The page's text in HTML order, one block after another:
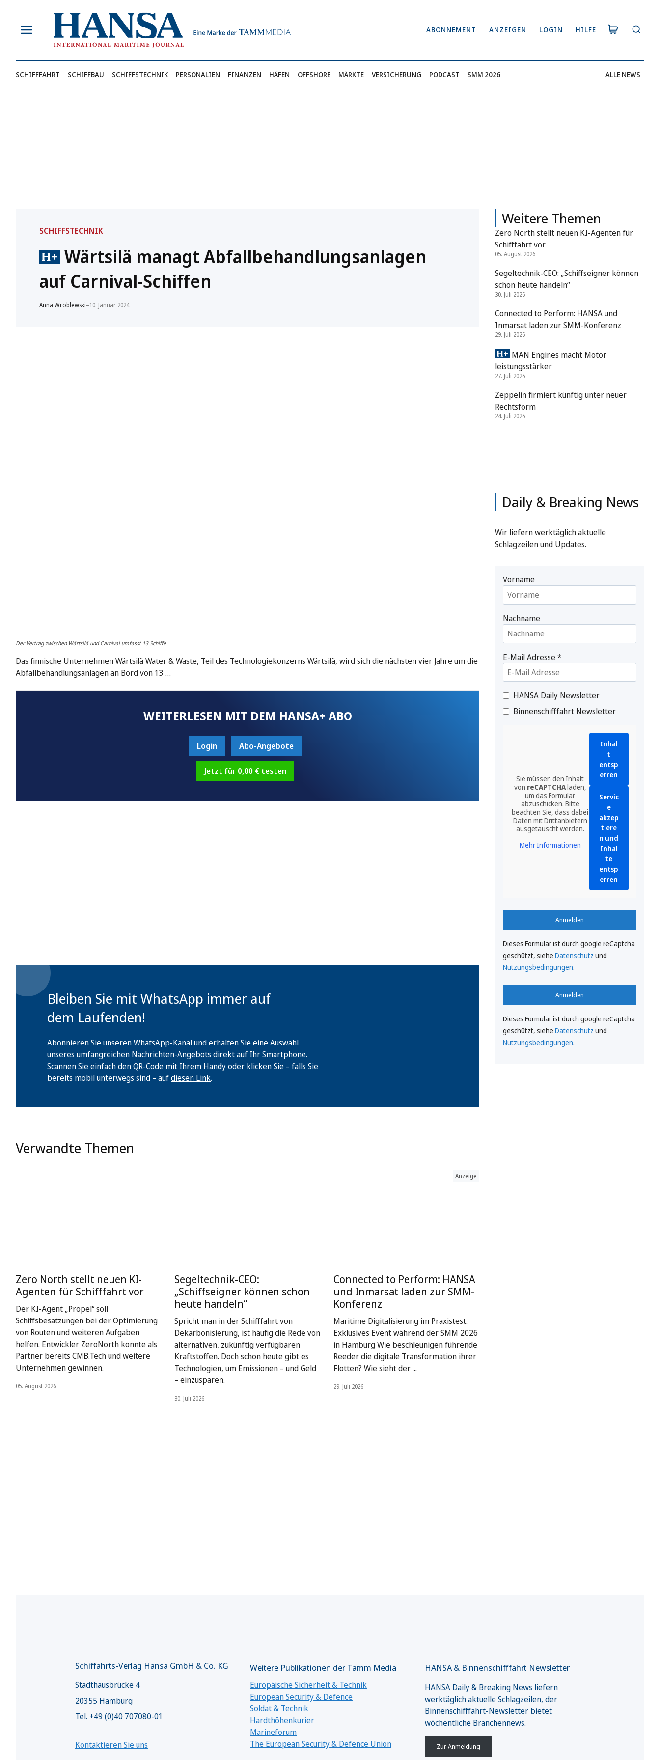
springen
ABONNEMENT ANZEIGEN LOGIN HILFE
SCHIFFFAHRT SCHIFFBAU SCHIFFSTECHNIK PERSONALIEN FINANZEN HÄFEN OFFSHORE MÄRKTE VERSICHERUNG PODCAST SMM 2026 ALLE NEWS
SCHIFFSTECHNIK
Wärtsilä managt Abfallbehandlungsanlagen
auf Carnival-Schiffen
Anna Wroblewski–10. Januar 2024
Der Vertrag zwischen Wärtsilä und Carnival umfasst 13 Schiffe
Das finnische Unternehmen Wärtsilä Water & Waste, Teil des Technologiekonzerns Wärtsilä, wird sich die nächsten vier Jahre um die
Abfallbehandlungsanlagen an Bord von 13 …
WEITERLESEN MIT DEM HANSA+ ABO
Login Abo-Angebote
Jetzt für 0,00 € testen
Bleiben Sie mit WhatsApp immer auf
dem Laufenden!
Abonnieren Sie unseren WhatsApp-Kanal und erhalten Sie eine Auswahl
unseres umfangreichen Nachrichten-Angebots direkt auf Ihr Smartphone.
Scannen Sie einfach den QR-Code mit Ihrem Handy oder klicken Sie – falls Sie
bereits mobil unterwegs sind – aufdiesen Link.
Verwandte Themen
Zero North stellt neuen KI-
Agenten für Schifffahrt vor
Der KI-Agent „Propel“ soll
Schiffsbesatzungen bei der Optimierung
von Routen und weiteren Aufgaben
helfen. Entwickler ZeroNorth konnte als
Partner bereits CMB.Tech und weitere
Unternehmen gewinnen.
05. August 2026
Segeltechnik-CEO:
„Schiffseigner können schon
heute handeln“
Spricht man in der Schifffahrt von
Dekarbonisierung, ist häufig die Rede von
alternativen, zukünftig verfügbaren
Kraftstoffen. Doch schon heute gibt es
Technologien, um Emissionen – und Geld
– einzusparen.
30. Juli 2026
Anzeige
Connected to Perform: HANSA
und Inmarsat laden zur SMM-
Konferenz
Maritime Digitalisierung im Praxistest:
Exklusives Event während der SMM 2026
in Hamburg Wie beschleunigen führende
Reeder die digitale Transformation ihrer
Flotten? Wie sieht der ...
29. Juli 2026
Weitere Themen
Zero North stellt neuen KI-Agenten für
Schifffahrt vor
05. August 2026
Segeltechnik-CEO: „Schiffseigner können
schon heute handeln“
30. Juli 2026
Connected to Perform: HANSA und
Inmarsat laden zur SMM-Konferenz
29. Juli 2026
MAN Engines macht Motor
leistungsstärker
27. Juli 2026
Zeppelin firmiert künftig unter neuer
Rechtsform
24. Juli 2026
Daily & Breaking News
Wir liefern werktäglich aktuelle
Schlagzeilen und Updates.
Vorname
Nachname
E-Mail Adresse*
HANSA Daily Newsletter
Binnenschifffahrt Newsletter
Sie müssen den Inhalt
von reCAPTCHAladen,
um das Formular
abzuschicken. Bitte
beachten Sie, dass dabei
Daten mit Drittanbietern
ausgetauscht werden.
Mehr Informationen
Inhal
t
entsp
erren
Servic
e
akzep
tiere
n und
Inhal
te
entsp
erren
Anmelden
Dieses Formular ist durch google reCaptcha
geschützt, siehe Datenschutz und
Nutzungsbedingungen.
Anmelden
Dieses Formular ist durch google reCaptcha
geschützt, siehe Datenschutz und
Nutzungsbedingungen.
Schiffahrts-Verlag Hansa GmbH & Co. KG
Stadthausbrücke 4
20355 Hamburg
Tel. +49 (0)40 707080-01
Kontaktieren Sie uns
Weitere Publikationen der Tamm Media
Europäische Sicherheit & Technik
European Security & Defence
Soldat & Technik
Hardthöhenkurier
Marineforum
The European Security & Defence Union
HANSA & Binnenschifffahrt Newsletter
HANSA Daily & Breaking News liefern
werktäglich aktuelle Schlagzeilen, der
Binnenschifffahrt-Newsletter bietet
wöchentliche Branchennews.
Zur Anmeldung